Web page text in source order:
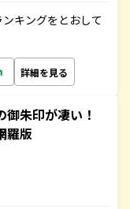
キングをとおして
詳細を見る
御朱印が凄い！
羅版